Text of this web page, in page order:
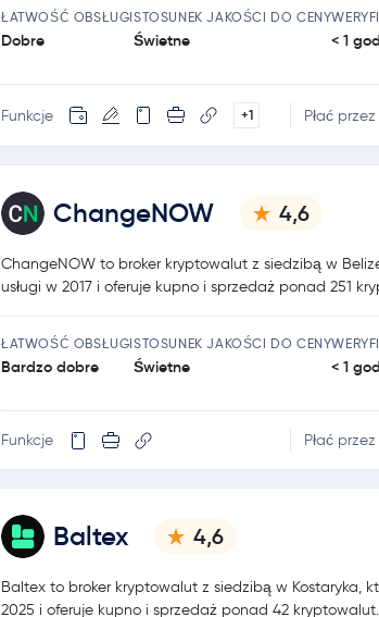
ŁATWOŚĆ OBSŁUGI
Dobre
STOSUNEK JAKOŚCI DO CENY
Świetne < 1
Funkcje +1 Płać przez
ChangeNOW 4,6
ChangeNOW to broker kryptowalut z siedzibą w
usługi w 2017 i oferuje kupno i sprzedaż ponad 251
ŁATWOŚĆ OBSŁUGI
Bardzo dobre
STOSUNEK JAKOŚCI DO CENY
Świetne < 1
Funkcje Płać przez
Baltex 4,6
Baltex to broker kryptowalut z siedzibą w Kostaryka,
2025 i oferuje kupno i sprzedaż ponad 42 kryptowalut.